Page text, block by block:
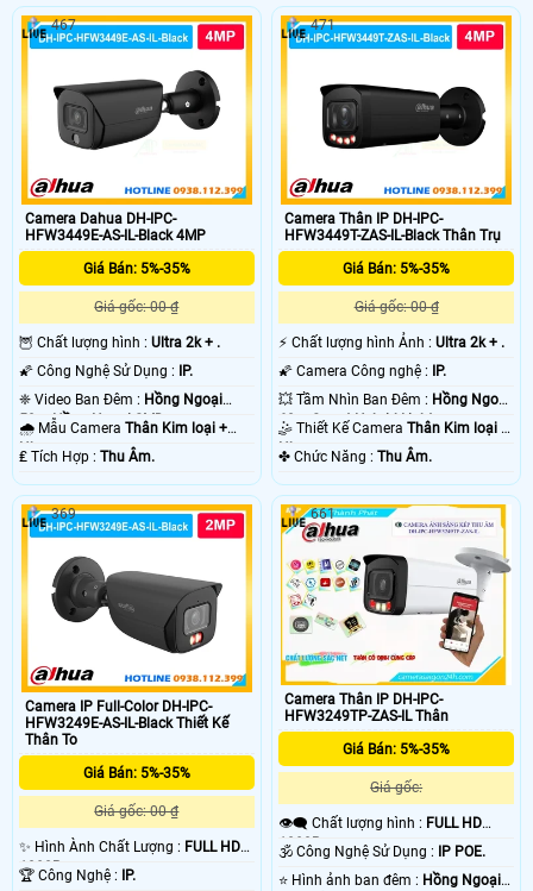
Camera Dahua DH-IPC-
HFW3449E-AS-IL-Black 4MP
Giá Bán: 5%-35%
Giá gốc: 00 ₫
🦉 Chất lượng hình : Ultra 2k + .
🌠 Công Nghệ Sử Dụng : IP.
❈ Video Ban Đêm : Hồng Ngoại
50m Hồng Ngoại SMD.
🌧️ Mẫu Camera Thân Kim loại +
Nhựa.
️₤ Tích Hợp : Thu Âm.
467
Camera Thân IP DH-IPC-
HFW3449T-ZAS-IL-Black Thân Trụ
Giá Bán: 5%-35%
Giá gốc: 00 ₫
️⚡ Chất lượng hình Ảnh :Ultra 2k + .
🌠 Camera Công nghệ : IP.
💥 Tầm Nhìn Ban Đêm : Hồng Ngoại
60m Smart Hybrid Light.
🤹 Thiết Kế CameraThân Kim loại +
Nhựa.
️✤ Chức Năng :Thu Âm.
471
Camera IP Full-Color DH-IPC-
HFW3249E-AS-IL-Black Thiết Kế
Thân To
Giá Bán: 5%-35%
Giá gốc: 00 ₫
✨ Hình Ành Chất Lượng : FULL HD
1080P .
🏆 Công Nghệ :
IP.
369
Camera Thân IP DH-IPC-
HFW3249TP-ZAS-IL Thân
Giá Bán: 5%-35%
Giá gốc:
👁️‍🗨 Chất lượng hình : FULL HD
1080P .
🕉️ Công Nghệ Sử Dụng :
IP POE.
⭐ Hình ảnh ban đêm : Hồng Ngoại
661